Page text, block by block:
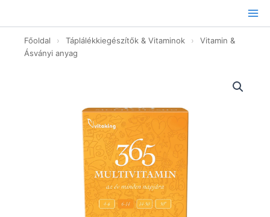
tartalomhoz
Főoldal › Táplálékkiegészítők & Vitaminok ›
Vitamin &
Ásványi anyag